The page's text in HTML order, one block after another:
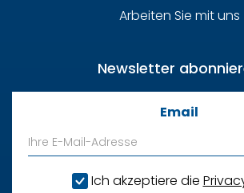
Arbeiten Sie mit uns
Newsletter
Email
Ich akzeptiere die